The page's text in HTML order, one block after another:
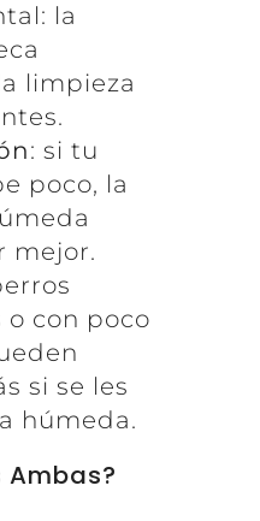
la
limpieza
: si tu
poco, la
mejor.
o con poco
si se les
húmeda.
Ambas?